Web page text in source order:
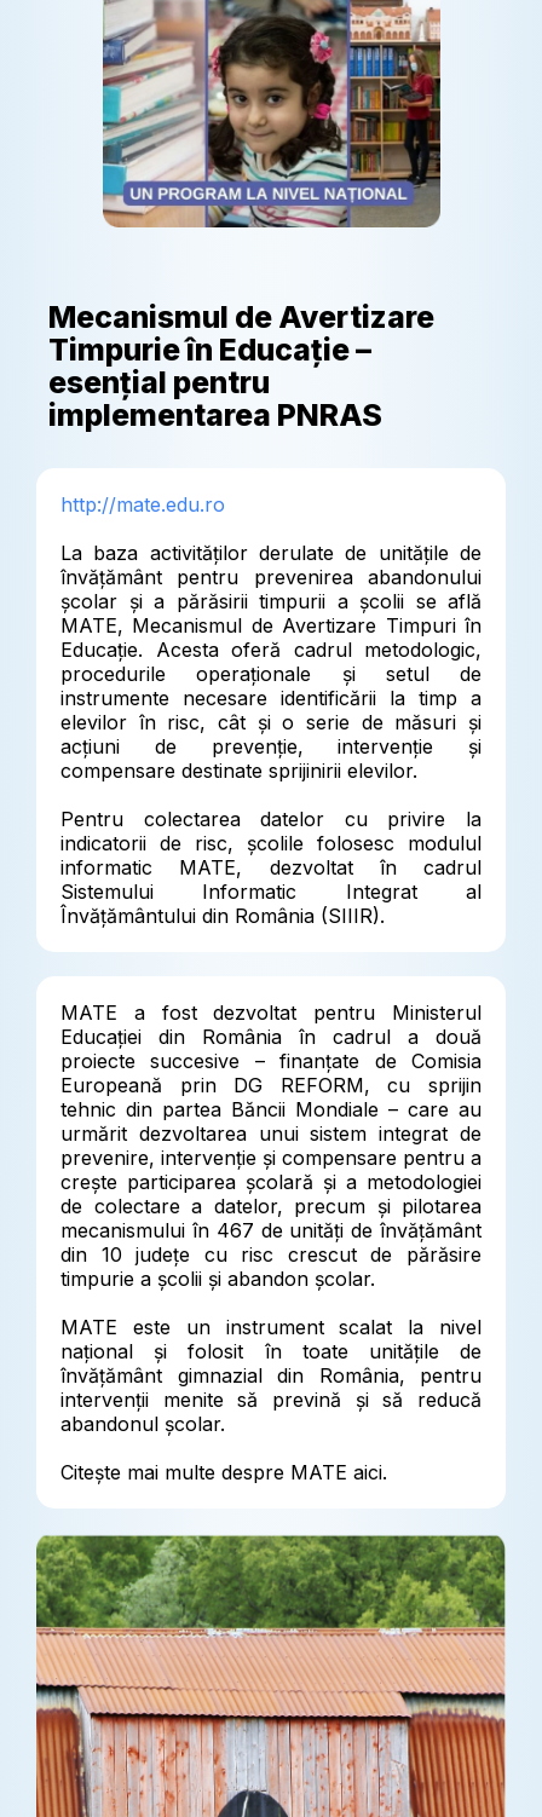
Mecanismul de Avertizare
Timpurie în Educație –
esențial pentru
implementarea PNRAS
http://mate.edu.ro
La baza activităților derulate de unitățile de
învățământ pentru prevenirea abandonului
școlar și a părăsirii timpurii a școlii se află
MATE, Mecanismul de Avertizare Timpuri în
Educație. Acesta oferă cadrul metodologic,
procedurile operaționale și setul de
instrumente necesare identificării la timp a
elevilor în risc, cât și o serie de măsuri și
acțiuni de prevenție, intervenție și
compensare destinate sprijinirii elevilor.
Pentru colectarea datelor cu privire la
indicatorii de risc, școlile folosesc modulul
informatic MATE, dezvoltat în cadrul
Sistemului Informatic Integrat al
Învățământului din România (SIIIR).
MATE a fost dezvoltat pentru Ministerul
Educației din România în cadrul a două
proiecte succesive – finanțate de Comisia
Europeană prin DG REFORM, cu sprijin
tehnic din partea Băncii Mondiale – care au
urmărit dezvoltarea unui sistem integrat de
prevenire, intervenție și compensare pentru a
crește participarea școlară și a metodologiei
de colectare a datelor, precum și pilotarea
mecanismului în 467 de unități de învățământ
din 10 județe cu risc crescut de părăsire
timpurie a școlii și abandon școlar.
MATE este un instrument scalat la nivel
național și folosit în toate unitățile de
învățământ gimnazial din România, pentru
intervenții menite să prevină și să reducă
abandonul școlar.
Citește mai multe despre MATE aici.